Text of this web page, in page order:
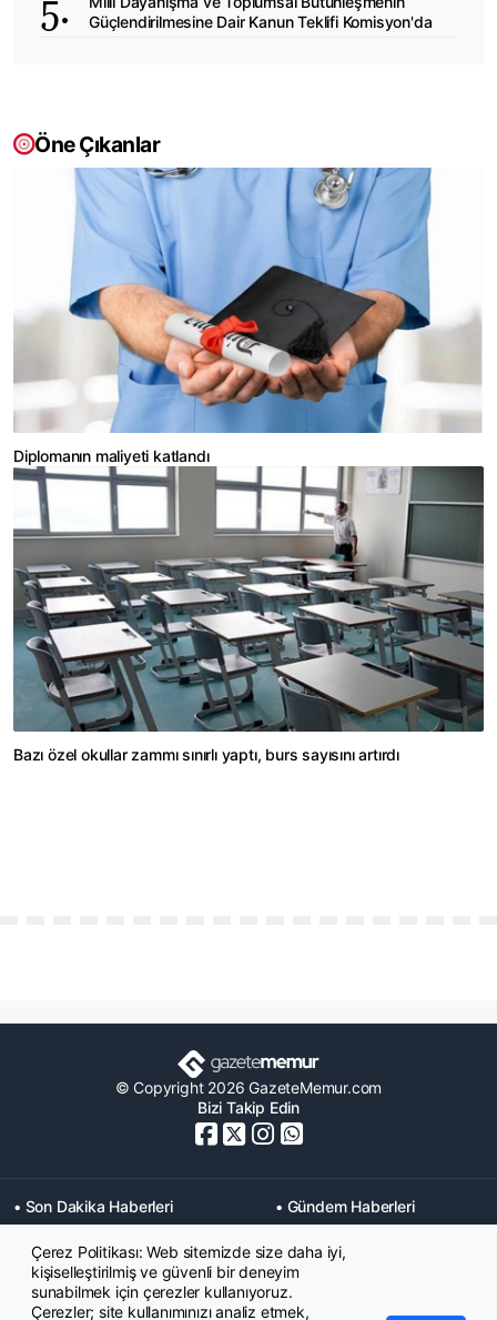
Güçlendirilmesine Dair Kanun Teklifi Komisyon'da
Öne Çıkanlar
Diplomanın maliyeti katlandı
Bazı özel okullar zammı sınırlı yaptı, burs sayısını artırdı
© Copyright 2026 GazeteMemur.com
Bizi Takip Edin
• Son Dakika Haberleri
• Gündem Haberleri
• Memurlar Haberleri
• KPSS Haberleri
• Ekonomi Haberleri
• Eğitim Haberleri
• Yaşam Haberleri
• Maaş Verileri Haberleri
• Mahkeme Kararları
Çerez Politikası: Web sitemizde size daha iyi,
kişiselleştirilmiş ve güvenli bir deneyim
sunabilmek için çerezler kullanıyoruz.
Çerezler; site kullanımınızı analiz etmek,